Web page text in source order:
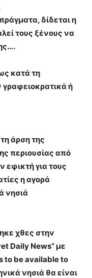
δίδεται η
τους ξένους να
κατά τη
ή
άρση της
περιουσίας από
εφικτή για τους
η αγορά
νησιά
χθες στην
Daily News” με
to be available to
νησιά θα είναι